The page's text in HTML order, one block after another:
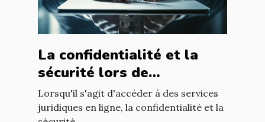
La confidentialité et la
sécurité lors de
l'utilisation d'un avocat en
ligne
Lorsqu'il s'agit d'accéder à des services
juridiques en ligne, la confidentialité et la